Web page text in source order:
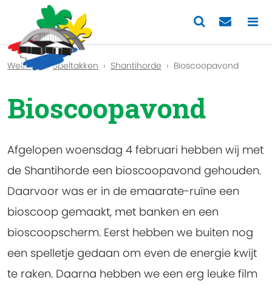
Previous
Welkom Speltakken Shantihorde Bioscoopavond
Bioscoopavond
Afgelopen woensdag 4 februari hebben wij met
de Shantihorde een bioscoopavond gehouden.
Daarvoor was er in de emaarate-ruïne een
bioscoop gemaakt, met banken en een
bioscoopscherm. Eerst hebben we buiten nog
een spelletje gedaan om even de energie kwijt
te raken. Daarna hebben we een erg leuke film